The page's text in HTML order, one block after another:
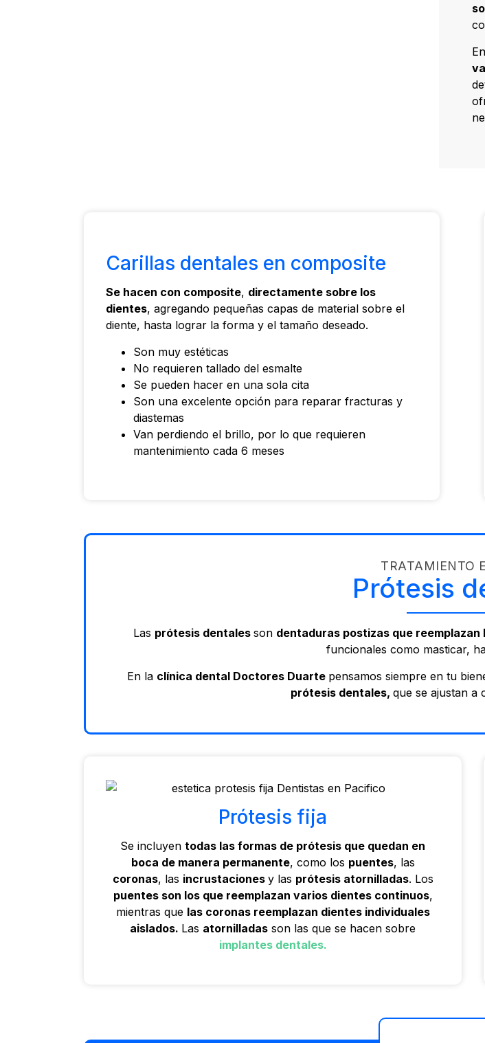
Carillas dentales en composite
Se hacen con composite, directamente sobre los
dientes, agregando pequeñas capas de material sobre el
diente, hasta lograr la forma y el tamaño deseado.
Son muy estéticas
No requieren tallado del esmalte
Se pueden hacer en una sola cita
Son una excelente opción para reparar fracturas y
diastemas
Van perdiendo el brillo, por lo que requieren
mantenimiento cada 6 meses
TRATAMIENTO
Prótesis
Las prótesis dentales son dentaduras postizas que
funcionales como masticar,
En la clínica dental Doctores Duarte pensamos siempre en tu
prótesis dentales, que se ajustan a
Prótesis fija
Se incluyen todas las formas de prótesis que quedan en
boca de manera permanente, como los puentes, las
coronas, las incrustaciones y las prótesis atornilladas. Los
puentes son los que reemplazan varios dientes continuos,
mientras que las coronas reemplazan dientes individuales
aislados. Las atornilladas son las que se hacen sobre
implantes dentales.